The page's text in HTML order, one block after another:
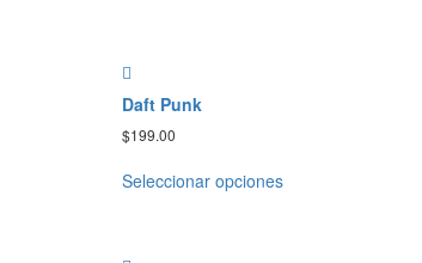
Daft Punk
$199.00
Seleccionar opciones